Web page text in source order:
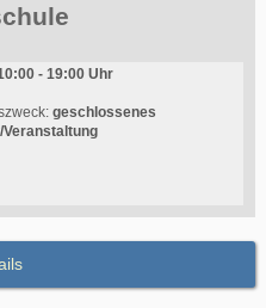
- 19:00 Uhr
geschlossenes
Veranstaltung